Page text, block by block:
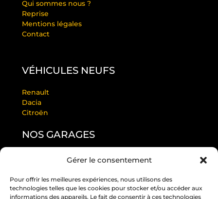
Gérer le consentement
Pour offrir les meilleures expériences, nous utilisons des
technologies telles que les cookies pour stocker et/ou accéder aux
informations des appareils. Le fait de consentir à ces technologies
Qui sommes nous ?
Reprise
Mentions légales
Contact
VÉHICULES NEUFS
Renault
Dacia
Citroën
NOS GARAGES
GARAGE LAURENDEAU BY RS
RS ANGERS PASTEUR
RS EDITION BEAUCOUZÉ